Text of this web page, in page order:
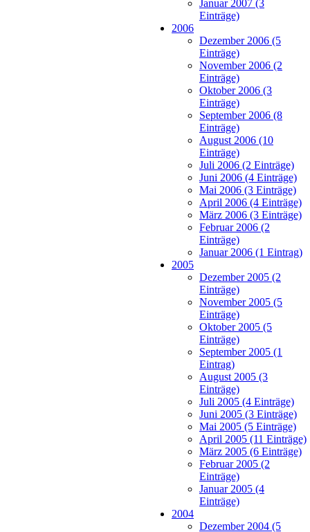
Januar 2007 (3
Einträge)
2006
Dezember 2006 (5
Einträge)
November 2006 (2
Einträge)
Oktober 2006 (3
Einträge)
September 2006 (8
Einträge)
August 2006 (10
Einträge)
Juli 2006 (2 Einträge)
Juni 2006 (4 Einträge)
Mai 2006 (3 Einträge)
April 2006 (4 Einträge)
März 2006 (3 Einträge)
Februar 2006 (2
Einträge)
Januar 2006 (1 Eintrag)
2005
Dezember 2005 (2
Einträge)
November 2005 (5
Einträge)
Oktober 2005 (5
Einträge)
September 2005 (1
Eintrag)
August 2005 (3
Einträge)
Juli 2005 (4 Einträge)
Juni 2005 (3 Einträge)
Mai 2005 (5 Einträge)
April 2005 (11 Einträge)
März 2005 (6 Einträge)
Februar 2005 (2
Einträge)
Januar 2005 (4
Einträge)
2004
Dezember 2004 (5